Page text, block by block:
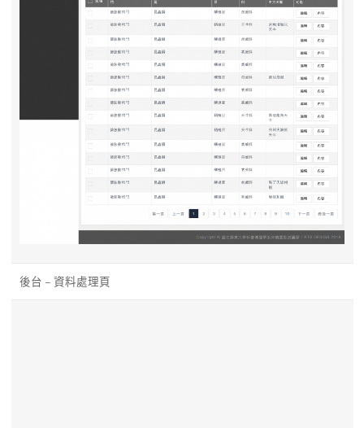
後台 – 資料處理頁